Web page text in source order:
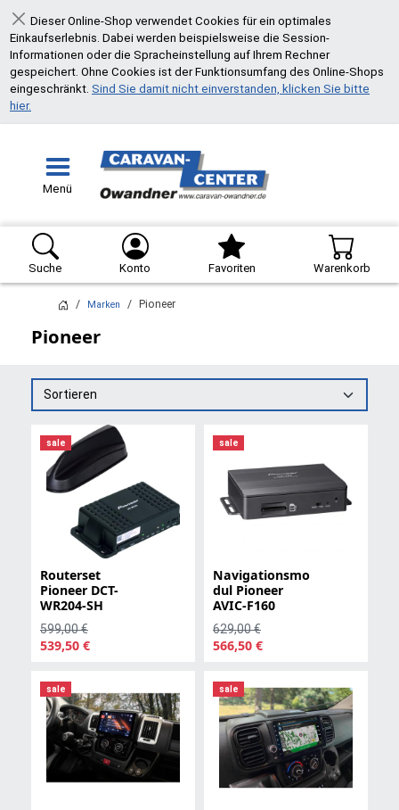
Schließen
Dieser Online-Shop verwendet Cookies für ein optimales
Einkaufserlebnis. Dabei werden beispielsweise die Session-
Informationen oder die Spracheinstellung auf Ihrem Rechner
gespeichert. Ohne Cookies ist der Funktionsumfang des Online-Shops
eingeschränkt. Sind Sie damit nicht einverstanden, klicken Sie bitte
hier.
Menü
Suche Konto Favoriten Warenkorb
Marken Pioneer
Pioneer
Sortieren
sale
Routerset
Pioneer DCT-
WR204-SH
599,00 €
539,50 €
sale
Navigationsmo
dul Pioneer
AVIC-F160
629,00 €
566,50 €
sale sale